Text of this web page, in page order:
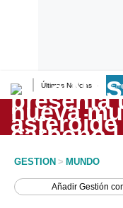
Últimas Noticias
Lo último
Peru Quiosco
GESTION > MUNDO
AñadirGestión